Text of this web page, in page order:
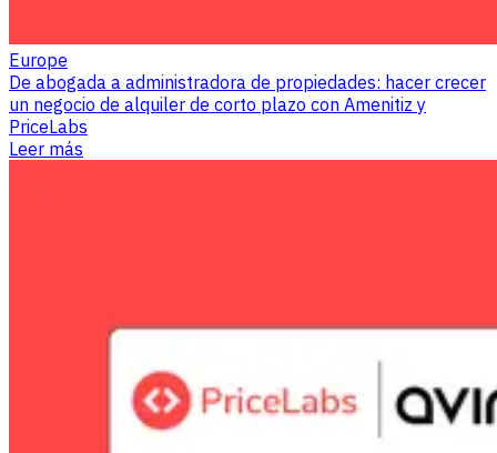
Europe
De abogada a administradora de propiedades: hacer crecer
un negocio de alquiler de corto plazo con Amenitiz y
PriceLabs
Leer más